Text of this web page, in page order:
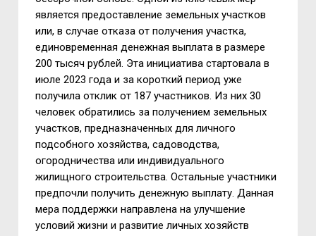
является предоставление земельных участков
или, в случае отказа от получения участка,
единовременная денежная выплата в размере
200 тысяч рублей. Эта инициатива стартовала в
июле 2023 года и за короткий период уже
получила отклик от 187 участников. Из них 30
человек обратились за получением земельных
участков, предназначенных для личного
подсобного хозяйства, садоводства,
огородничества или индивидуального
жилищного строительства. Остальные участники
предпочли получить денежную выплату. Данная
мера поддержки направлена на улучшение
условий жизни и развитие личных хозяйств